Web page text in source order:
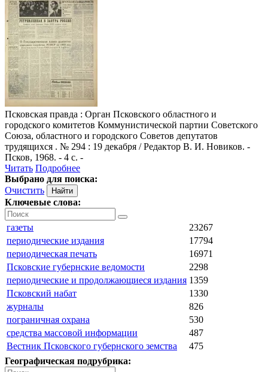
Псковская правда : Орган Псковского областного и
городского комитетов Коммунистической партии Советского
Союза, областного и городского Советов депутатов
трудящихся . № 294 : 19 декабря / Редактор В. И. Новиков. -
Псков, 1968. - 4 с. -
Читать Подробнее
Выбрано для поиска:
Очистить
Ключевые слова:
газеты
23267
периодические издания
17794
периодическая печать
16971
Псковские губернские ведомости
2298
периодические и продолжающиеся издания 1359
Псковский набат
1330
журналы
826
пограничная охрана
530
средства массовой информации
487
Вестник Псковского губернского земства
475
Географическая подрубрика: